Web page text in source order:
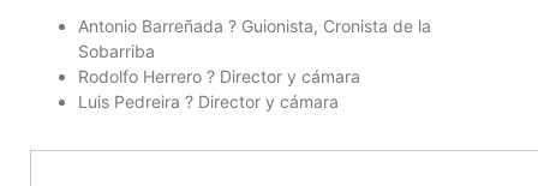
Antonio Barreñada ? Guionista, Cronista de la
Sobarriba
Rodolfo Herrero ? Director y cámara
Luis Pedreira ? Director y cámara